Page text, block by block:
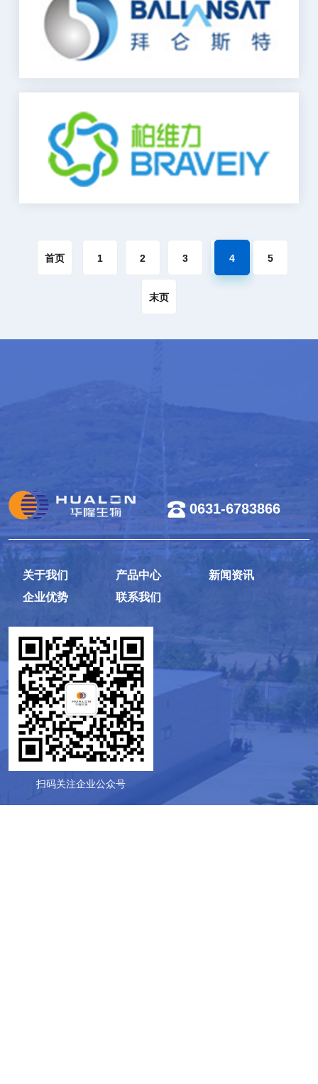
首页 1 2 3 4 5
末页
0631-6783866
关于我们 产品中心
新闻资讯
企业优势
联系我们
扫码关注企业公众号